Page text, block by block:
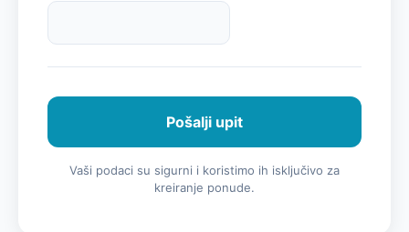
Pošalji upit
Vaši podaci su sigurni i koristimo ih isključivo za
kreiranje ponude.